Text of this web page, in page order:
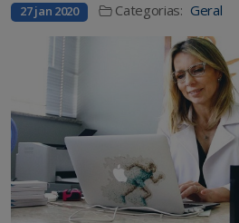
27 jan 2020 Categorias: Geral